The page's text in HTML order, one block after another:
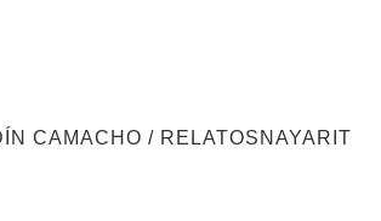
CAMACHO / RELATOSNAYARIT